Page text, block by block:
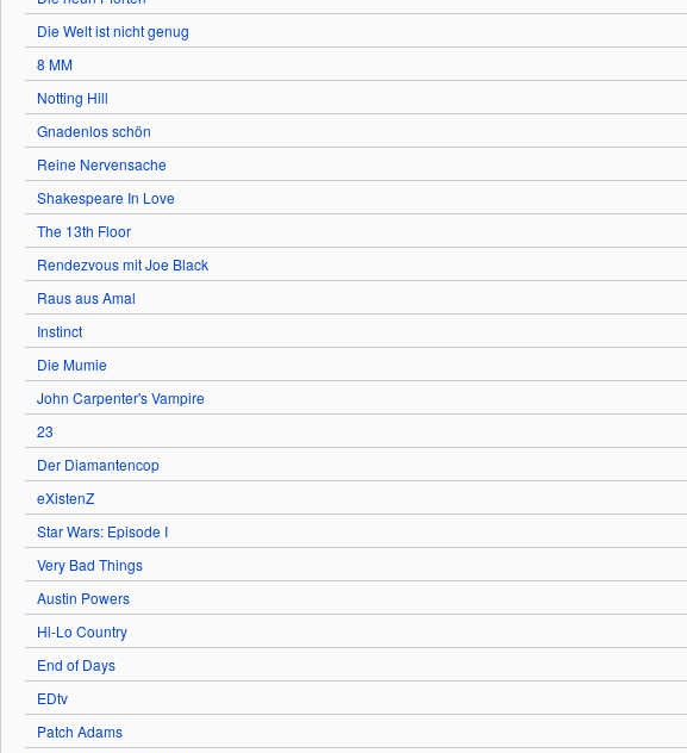
Die Welt ist nicht genug
8 MM
Notting Hill
Gnadenlos schön
Reine Nervensache
Shakespeare In Love
The 13th Floor
Rendezvous mit Joe Black
Raus aus Amal
Instinct
Die Mumie
John Carpenter's Vampire
23
Der Diamantencop
eXistenZ
Star Wars: Episode I
Very Bad Things
Austin Powers
Hi-Lo Country
End of Days
EDtv
Patch Adams